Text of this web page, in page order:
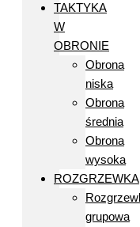
TAKTYKA
W
OBRONIE
Obrona
niska
Obrona
średnia
Obrona
wysoka
ROZGRZEWKA
grupowa